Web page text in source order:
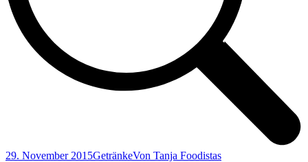
29. November 2015GetränkeVon Tanja Foodistas